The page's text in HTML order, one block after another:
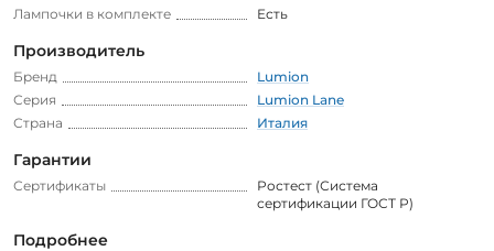
Лампочки в комплекте Есть
Производитель
Бренд
Lumion
Серия
Lumion Lane
Страна
Италия
Гарантии
Сертификаты
Ростест (Система
сертификации ГОСТ Р)
Подробнее